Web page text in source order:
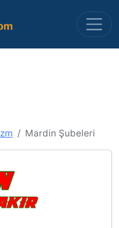
Mardin Şubeleri